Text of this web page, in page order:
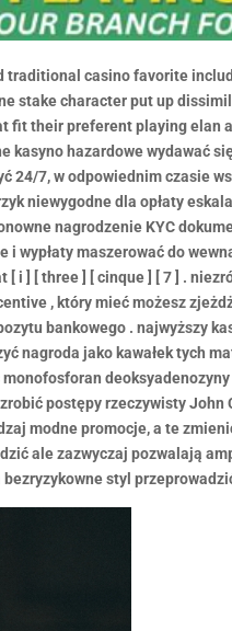
traditional casino favorite
stake character put up
fit their preferent playing elan
hazardowe wydawać
24/7, w odpowiednim czasie
niewygodne dla opłaty
nagrodzenie KYC
i wypłaty maszerować do
i ] [ three ] [ cinque ] [ 7 ] .
, który mieć możesz
bankowego . najwyższy
nagroda jako kawałek tych
postępy rzeczywisty
modne promocje, a te
ale zazwyczaj pozwalają
styl